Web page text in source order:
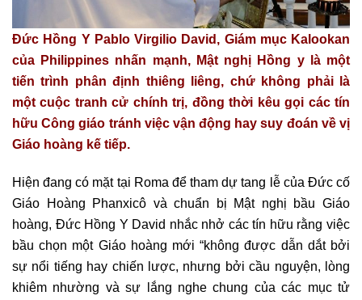
Đức Hồng Y Pablo Virgilio David, Giám mục Kalookan
của Philippines nhấn mạnh, Mật nghị Hồng y là một
tiến trình phân định thiêng liêng, chứ không phải là
một cuộc tranh cử chính trị, đồng thời kêu gọi các tín
hữu Công giáo tránh việc vận động hay suy đoán về vị
Giáo hoàng kế tiếp.
Hiện đang có mặt tại Roma để tham dự tang lễ của Đức cố
Giáo Hoàng Phanxicô và chuẩn bị Mật nghị bầu Giáo
hoàng, Đức Hồng Y David nhắc nhở các tín hữu rằng việc
bầu chọn một Giáo hoàng mới “không được dẫn dắt bởi
sự nổi tiếng hay chiến lược, nhưng bởi cầu nguyện, lòng
khiêm nhường và sự lắng nghe chung của các mục tử